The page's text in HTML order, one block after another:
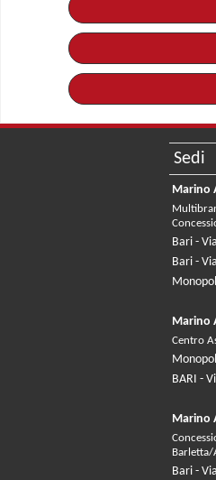
Sedi
Marino
Bari -
Bari -
Marino
Centro
BARI -
Marino
Bari -